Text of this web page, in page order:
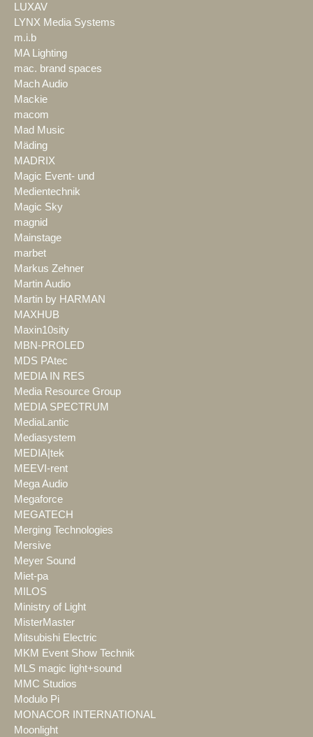
LUXAV
LYNX Media Systems
m.i.b
MA Lighting
mac. brand spaces
Mach Audio
Mackie
macom
Mad Music
Mäding
MADRIX
Magic Event- und
Medientechnik
Magic Sky
magnid
Mainstage
marbet
Markus Zehner
Martin Audio
Martin by HARMAN
MAXHUB
Maxin10sity
MBN-PROLED
MDS PAtec
MEDIA IN RES
Media Resource Group
MEDIA SPECTRUM
MediaLantic
Mediasystem
MEDIA|tek
MEEVI-rent
Mega Audio
Megaforce
MEGATECH
Merging Technologies
Mersive
Meyer Sound
Miet-pa
MILOS
Ministry of Light
MisterMaster
Mitsubishi Electric
MKM Event Show Technik
MLS magic light+sound
MMC Studios
Modulo Pi
MONACOR INTERNATIONAL
Moonlight